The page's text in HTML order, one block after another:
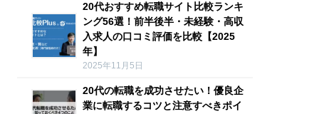
20代おすすめ転職サイト比較ランキ
ング56選！前半後半・未経験・高収
入求人の口コミ評価を比較【2025
年】
2025年11月5日
20代の転職を成功させたい！優良企
業に転職するコツと注意すべきポイ